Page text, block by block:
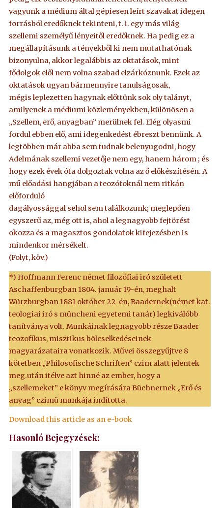
vagyunk a médium által gépiesen leírt szavakat idegen
forrásból eredőknek tekinteni, t. i. egy más világ
szellemi személyű lényeitől eredőknek. Ha pedig ez a
megállapításunk a tényekből ki nem mutathatónak
bizonyulna, akkor legalábbis az oktatások, mint
fődolgok elől nem volna szabad elzárkóznunk. Ezek az
oktatások ugyan bármennyire tanulságosak,
mégis leplezetten hagynak előttünk sok oly talányt,
amilyenek a médiumi közleményekben, különösen a
„Szellem, erő, anyagban” merülnek fel. Elég olyasmi
fordul ebben elő, ami idegenkedést ébreszt bennünk. A
legtöbben már abba sem tudnak belenyugodni, hogy
Adelmának szellemi vezetője nem egy, hanem három ; és
hogy ezek évek óta dolgoztak volna az ő előkészítésén. A
mű előadási hangjában a teozófoknál nem ritkán
előforduló
dagályossággal sehol sem találkozunk; meglepően
egyszerű az, még ott is, ahol a legnagyobb fejtörést
okozza és a magasztos gondolatok kifejezésben is
mindenkor mérsékelt.
(Folyt, köv.)
*) Hoffmann Ferenc német filozófiai iró született
Aschaffenburgban 1804. január 19-én, meghalt
Würzburgban 1881 október 22-én, Baadernek(német kat.
teologiai iró s müncheni egyetemi tanár) legkiválóbb
tanítványa volt. Munkáinak legnagyobb része Baader
teozofikus, misztikus bölcselkedéseinek
magyarázataira vonatkozik. Művei összegyűjtve 8
kötetben „Philosofische Schriften” czim alatt jelentek
meg.után itélve azt hinné az ember, hogy a
„szellemeket” e könyv megírására Büchnernek „Erő és
anyag” czimü munkája indította.
Download this article as an e-book
Hasonló Bejegyzések: